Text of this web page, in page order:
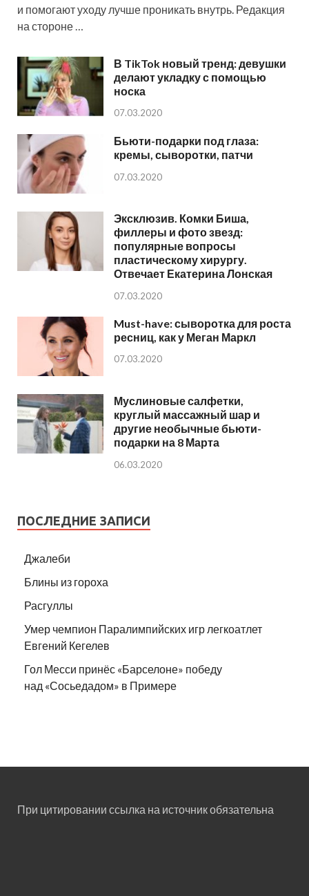
и помогают уходу лучше проникать внутрь. Редакция
на стороне …
В TikTok новый тренд: девушки
делают укладку с помощью
носка
07.03.2020
Бьюти-подарки под глаза:
кремы, сыворотки, патчи
07.03.2020
Эксклюзив. Комки Биша,
филлеры и фото звезд:
популярные вопросы
пластическому хирургу.
Отвечает Екатерина Лонская
07.03.2020
Must-have: сыворотка для роста
ресниц, как у Меган Маркл
07.03.2020
Муслиновые салфетки,
круглый массажный шар и
другие необычные бьюти-
подарки на 8 Марта
06.03.2020
ПОСЛЕДНИЕ ЗАПИСИ
Джалеби
Блины из гороха
Расгуллы
Умер чемпион Паралимпийских игр легкоатлет
Евгений Кегелев
Гол Месси принёс «Барселоне» победу
над «Сосьедадом» в Примере
При цитировании ссылка на источник обязательна